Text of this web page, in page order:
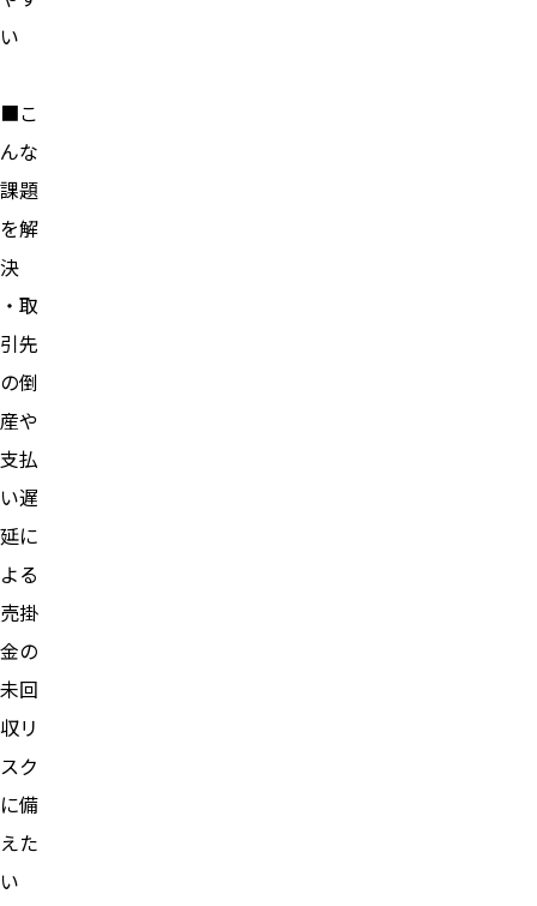
い
■こ
んな
課題
を解
決
・取
引先
の倒
産や
支払
い遅
延に
よる
売掛
金の
未回
収リ
スク
に備
えた
い